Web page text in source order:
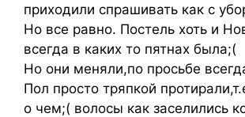
приходили спрашивать как с
Но все равно. Постель хоть и
всегда в каких то пятнах была;(
Но они меняли,по просьбе
Пол просто тряпкой
о чем;( волосы как заселились